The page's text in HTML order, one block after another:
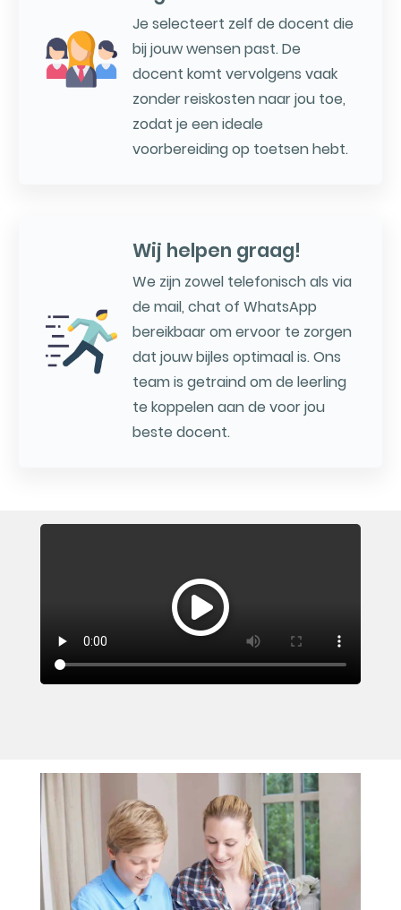
Je selecteert zelf de docent die
bij jouw wensen past. De
docent komt vervolgens vaak
zonder reiskosten naar jou toe,
zodat je een ideale
voorbereiding op toetsen hebt.
Wij helpen graag!
We zijn zowel telefonisch als via
de mail, chat of WhatsApp
bereikbaar om ervoor te zorgen
dat jouw bijles optimaal is. Ons
team is getraind om de leerling
te koppelen aan de voor jou
beste docent.